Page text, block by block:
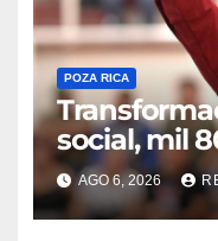
POZA RICA
social, mil
siete
Apoyo a la
Nahle
AGO 6, 2026